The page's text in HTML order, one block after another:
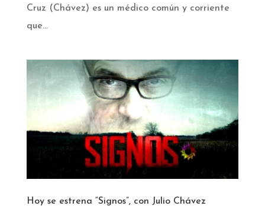
Cruz (Chávez) es un médico común y corriente
que...
Hoy se estrena “Signos”, con Julio Chávez